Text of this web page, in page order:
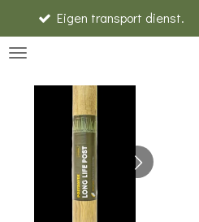
direct
hoofdinhoud
Eigen transport dienst.